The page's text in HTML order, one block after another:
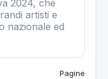
2024, che
artisti e
nazionale ed
Pagine